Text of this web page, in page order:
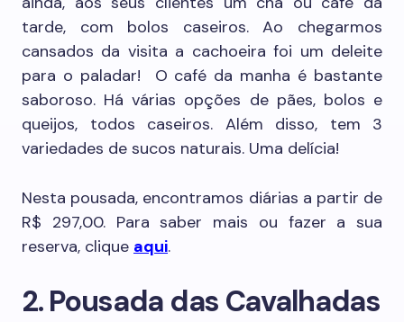
tarde, com bolos caseiros. Ao chegarmos
cansados da visita a cachoeira foi um deleite
para o paladar! O café da manha é bastante
saboroso. Há várias opções de pães, bolos e
queijos, todos caseiros. Além disso, tem 3
variedades de sucos naturais. Uma delícia!
Nesta pousada, encontramos diárias a partir de
R$ 297,00. Para saber mais ou fazer a sua
reserva, clique aqui.
2. Pousada das Cavalhadas